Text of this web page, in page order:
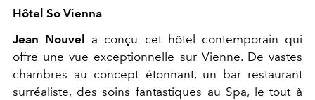
Hôtel So Vienna
Jean Nouvel
a conçu cet hôtel contemporain qui
offre une vue exceptionnelle sur Vienne. De vastes
chambres au concept étonnant, un bar restaurant
surréaliste, des soins fantastiques au Spa, le tout à